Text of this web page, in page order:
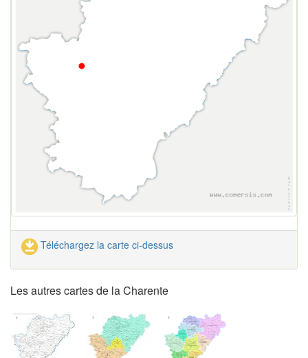
Téléchargez la carte ci-dessus
Les autres cartes de la Charente